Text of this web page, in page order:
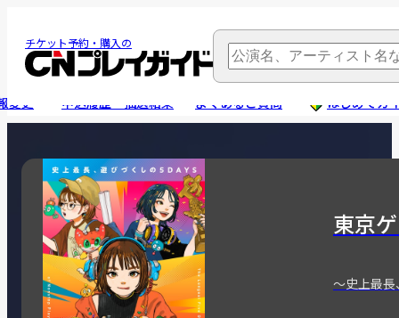
チケット予約・購入の
変更 申込履歴・抽選結果 よくあるご質問 はじめてガ
東京
～史上最長